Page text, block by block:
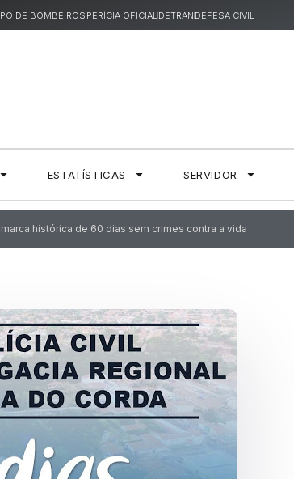
DE BOMBEIROSPERÍCIA OFICIALDETRANDEFESA CIVIL
ESTATÍSTICAS SERVIDOR
histórica de 60 dias sem crimes contra a vida